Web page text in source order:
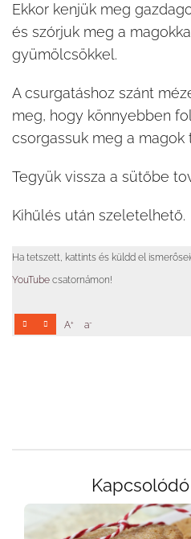
Ekkor kenjük meg
és szórjuk meg a
gyümölcsökkel.
A csurgatáshoz szánt
meg, hogy könnyebben
csorgassuk meg a magok
Tegyük vissza a sütőbe
Kihűlés után szeletelhető.
Ha tetszett, kattints és küldd el
YouTube csatornámon!
A+ a-